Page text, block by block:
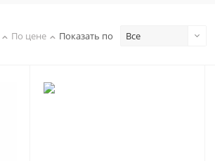
По цене Показать по Все